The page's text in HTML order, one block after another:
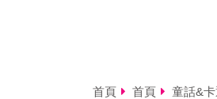
首頁 首頁 童話&